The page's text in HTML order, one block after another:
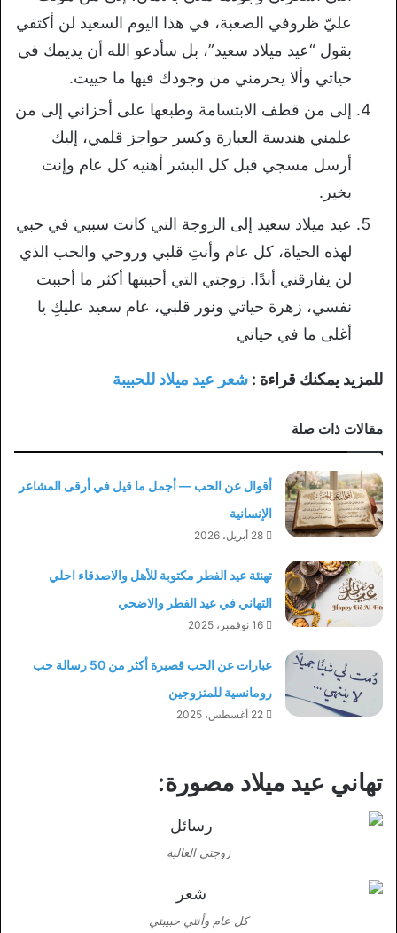
عليّ ظروفي الصعبة، في هذا اليوم السعيد لن أكتفي
بقول “عيد ميلاد سعيد”، بل سأدعو الله أن يديمك في
حياتي وألا يحرمني من وجودك فيها ما حييت.
إلى من قطف الابتسامة وطبعها على أحزاني إلى من
علمني هندسة العبارة وكسر حواجز قلمي، إليك
أرسل مسجي قبل كل البشر أهنيه كل عام وإنت
بخير.
عيد ميلاد سعيد إلى الزوجة التي كانت سببي في حبي
لهذه الحياة، كل عام وأنتِ قلبي وروحي والحب الذي
لن يفارقني أبدًا. زوجتي التي أحببتها أكثر ما أحببت
نفسي، زهرة حياتي ونور قلبي، عام سعيد عليكِ يا
أغلى ما في حياتي
للمزيد يمكنك قراءة : شعر عيد ميلاد للحبيبة
مقالات ذات صلة
أقوال عن الحب — أجمل ما قيل في أرقى المشاعر
الإنسانية
28 أبريل، 2026
تهنئة عيد الفطر مكتوبة للأهل والاصدقاء احلي
التهاني في عيد الفطر والاضحي
16 نوفمبر، 2025
عبارات عن الحب قصيرة أكثر من 50 رسالة حب
رومانسية للمتزوجين
22 أغسطس، 2025
تهاني عيد ميلاد مصورة:
زوجتي الغالية
كل عام وأنتي حبيبتي